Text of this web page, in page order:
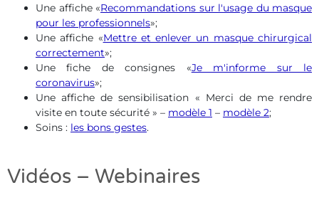
Une affiche «Recommandations sur l'usage du masque
pour les professionnels»;
Une affiche «Mettre et enlever un masque chirurgical
correctement»;
Une fiche de consignes «Je m'informe sur le
coronavirus»;
Une affiche de sensibilisation « Merci de me rendre
visite en toute sécurité » – modèle 1 – modèle 2;
Soins : les bons gestes.
Vidéos – Webinaires